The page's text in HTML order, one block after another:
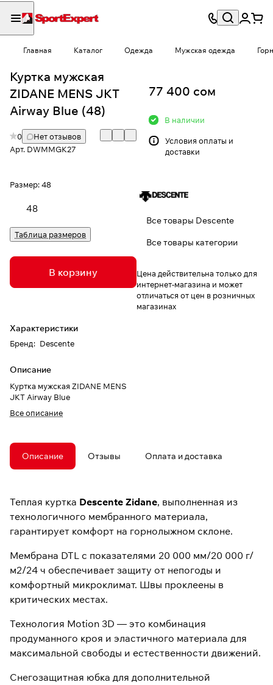
Главная Каталог Одежда Мужская одежда
Куртка мужская
ZIDANE MENS JKT
Airway Blue (48)
0
Нет отзывов
Арт. DWMMGK27
Размер:48
48
Таблица размеров
В корзину
Характеристики
Бренд: Descente
Описание
Куртка мужская ZIDANE MENS
JKT Airway Blue
Все описание
77 400 сом
В наличии
Условия оплаты и
доставки
Все товары Descente
Все товары категории
Цена действительна только для
интернет-магазина и может
отличаться от цен в розничных
магазинах
Описание Отзывы Оплата и доставка
Теплая куртка Descente Zidane, выполненная из
технологичного мембранного материала,
гарантирует комфорт на горнолыжном склоне.
Мембрана DTL с показателями 20 000 мм/20 000 г/
м2/24 ч обеспечивает защиту от непогоды и
комфортный микроклимат. Швы проклеены в
критических местах.
Технология Motion 3D — это комбинация
продуманного кроя и эластичного материала для
максимальной свободы и естественности движений.
Снегозащитная юбка для дополнительной